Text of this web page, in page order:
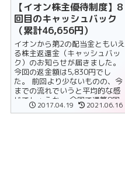
【イオン株主優待制度】8
回目のキャッシュバック
（累計46,656円）
イオンから第2の配当金ともいえ
る株主返還金（キャッシュバッ
ク）のお知らせが届きました。
今回の返金額は5,830円でし
た。 前回より少ないものの、今
までの流れでいうと平均的な感
じでしょうか。 今回で通算8回
目の返金、過去7回分と合......
2017.04.19 2021.06.16